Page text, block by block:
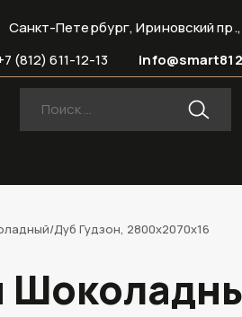
Санкт-Петербург, Ириновский
(812) 611-12-13
Дуб Гудзон, 2800х2070х16